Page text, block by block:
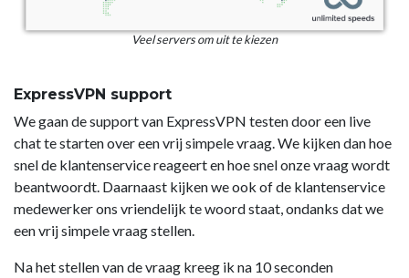
Veel servers om uit te kiezen
ExpressVPN support
We gaan de support van ExpressVPN testen door een live
chat te starten over een vrij simpele vraag. We kijken dan hoe
snel de klantenservice reageert en hoe snel onze vraag wordt
beantwoordt. Daarnaast kijken we ook of de klantenservice
medewerker ons vriendelijk te woord staat, ondanks dat we
een vrij simpele vraag stellen.
Na het stellen van de vraag kreeg ik na 10 seconden